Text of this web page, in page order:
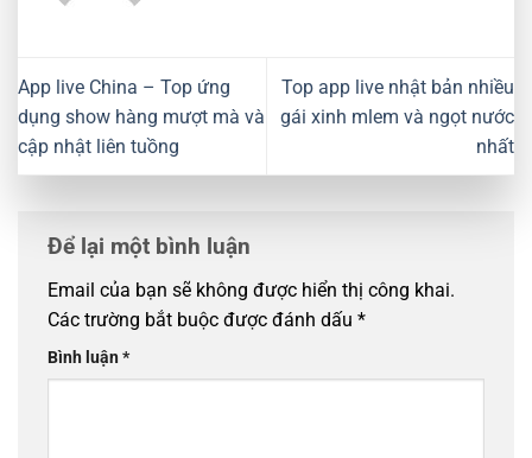
App live China – Top ứng
dụng show hàng mượt mà và
cập nhật liên tuồng
Top app live nhật bản nhiều
gái xinh mlem và ngọt nước
nhất
Để lại một bình luận
Email của bạn sẽ không được hiển thị công khai.
Các trường bắt buộc được đánh dấu *
Bình luận*